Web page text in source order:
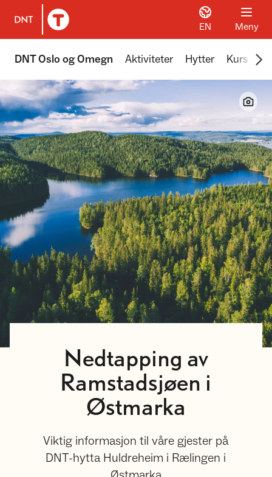
Til DNT.no forside
EN Meny
DNT Oslo og Omegn Aktiviteter Hytter Kurs
Nedtapping av
Ramstadsjøen i
Østmarka
Viktig informasjon til våre gjester på
DNT-hytta Huldreheim i Rælingen i